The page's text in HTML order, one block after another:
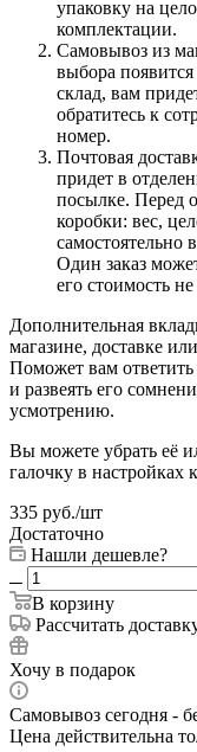
упаковку на
комплектации.
Самовывоз из
выбора появится
склад, вам
обратитесь к
номер.
Почтовая
придет в
посылке. Перед
коробки: вес,
самостоятельно
Один заказ
его стоимость
Дополнительная
магазине, доставке
Поможет вам
и развеять его
усмотрению.
Вы можете убрать её
галочку в настройках
335 руб./шт
Достаточно
Нашли дешевле?
В корзину
Рассчитать
Хочу в подарок
Самовывоз сегодня -
Цена действительна